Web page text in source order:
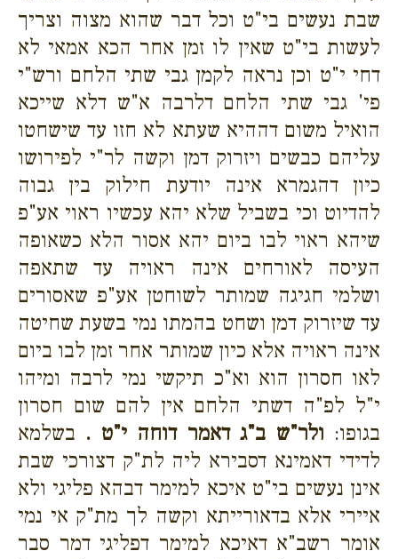
שבת נעשים בי"ט וכל דבר שהוא מצוה וצריך
לעשות בי"ט שאין לו זמן אחר הכא אמאי לא
דחי י"ט וכן נראה לקמן גבי שתי הלחם ורש"י
פי' גבי שתי הלחם דלרבה א"ש דלא שייכא
הואיל משום דההיא שעתא לא חזו עד שישחטו
עליהם כבשים ויזרוק דמן וקשה לר"י לפירושו
כיון דהגמרא אינה יודעת חילוק בין גבוה
להדיוט וכי בשביל שלא יהא עכשיו ראוי אע"פ
שיהא ראוי לבו ביום יהא אסור הלא כשאופה
העיסה לאורחים אינה ראויה עד שתאפה
ושלמי חגיגה שמותר לשוחטן אע"פ שאסורים
עד שיזרוק דמן ושחט בהמתו נמי בשעת שחיטה
אינה ראויה אלא כיון שמותר אחר זמן לבו ביום
לאו חסרון הוא וא"כ תיקשי נמי לרבה ומיהו
י"ל לפ"ה דשתי הלחם אין להם שום חסרון
בגופו: ולר"ש ב"ג דאמר דוחה י"ט . בשלמא
לדידי דאמינא דסבירא ליה לת"ק דצורכי שבת
אינן נעשים בי"ט איכא למימר דבהא פליגי ולא
איירי אלא בדאורייתא וקשה לך מת"ק אי נמי
אומר רשב"א דאיכא למימר דפליגי דמר סבר